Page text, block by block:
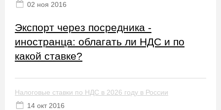
02 ноя 2016
Экспорт через посредника -
иностранца: облагать ли НДС и по
какой ставке?
Налоговые ставки по НДС в 2026 году в России
14 окт 2016